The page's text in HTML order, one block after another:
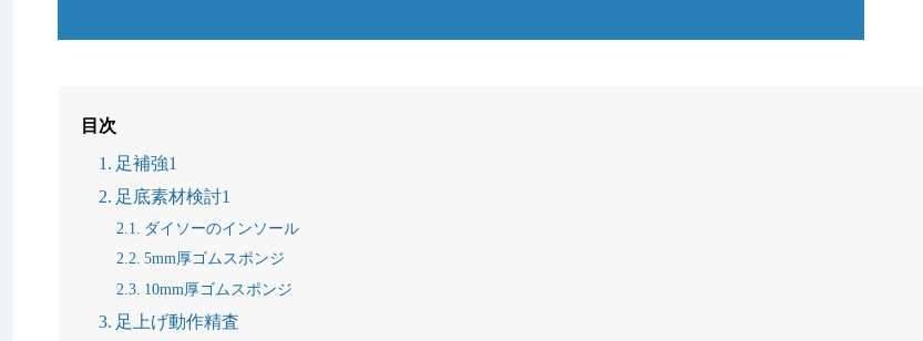
目次
足補強1
足底素材検討1
ダイソーのインソール
5mm厚ゴムスポンジ
10mm厚ゴムスポンジ
足上げ動作精査